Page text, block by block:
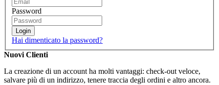
Password
Login
Hai dimenticato la password?
Nuovi Clienti
La creazione di un account ha molti vantaggi: check-out veloce,
salvare più di un indirizzo, tenere traccia degli ordini e altro ancora.